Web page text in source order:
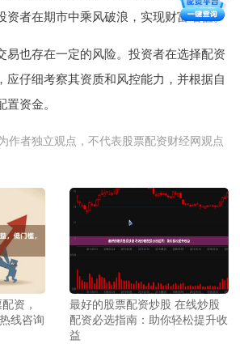
资者在期市中乘风破浪，实现财富增值。
易也存在一定的风险。投资者在选择配资
应仔细考察其资质和风控能力，并根据自
资金。
作者独立观点，不代表股票配资财经网观点
资，
线咨询
最好的股票配资炒股 在线炒股
配资必选指南：助你轻松提升收
益